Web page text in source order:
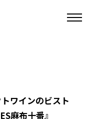
ワインのビスト
麻布十番』